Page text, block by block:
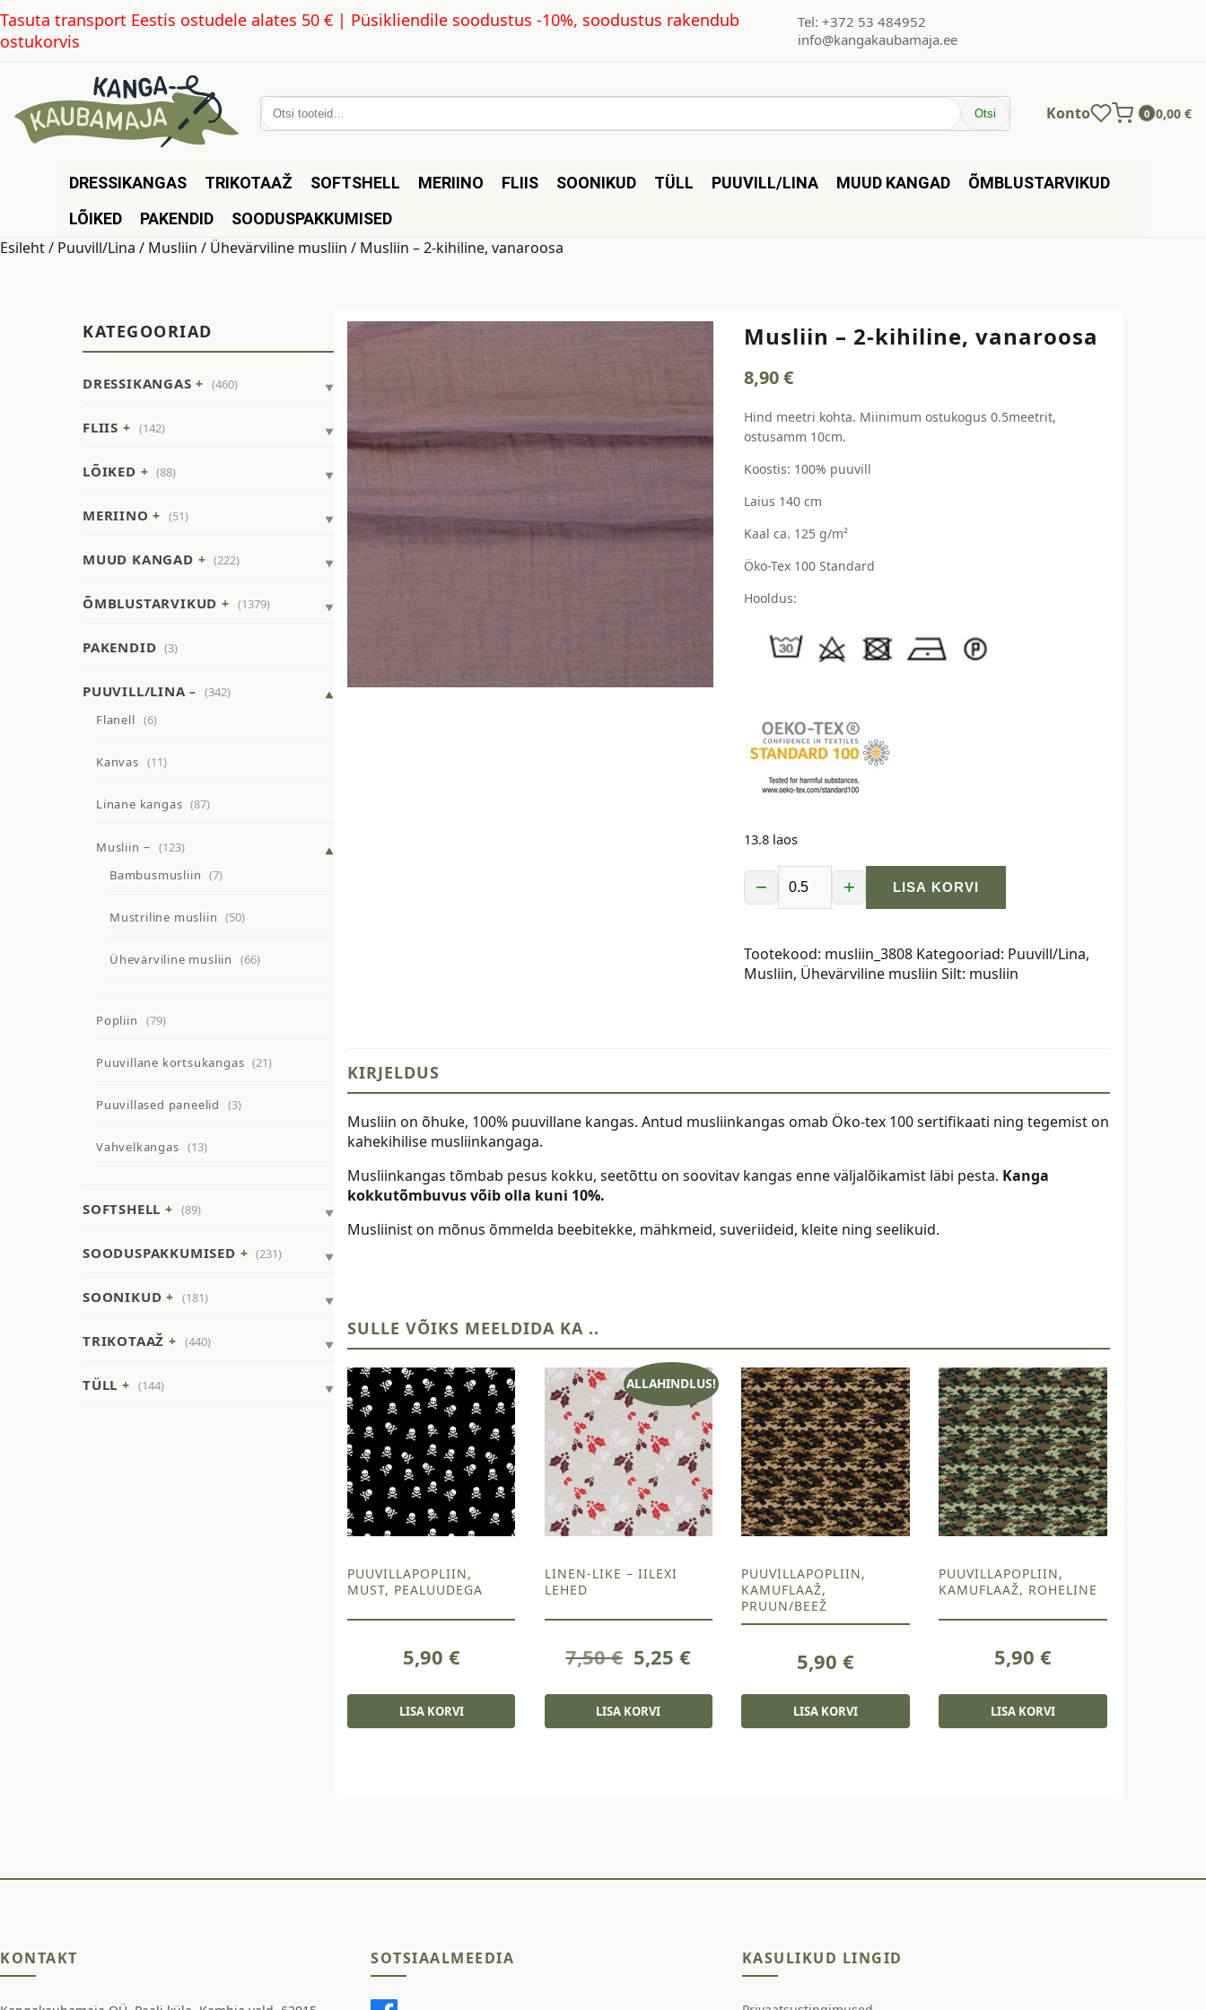
Tasuta transport Eestis ostudele alates 50 € | Püsikliendile soodustus -10%, soodustus rakendub
ostukorvis
Tel: +372 53 484952
info@kangakaubamaja.ee
Otsi: Otsi Konto 0 0,00 €
DRESSIKANGAS TRIKOTAAŽ SOFTSHELL MERIINO FLIIS SOONIKUD TÜLL PUUVILL/LINA MUUD KANGAD
ÕMBLUSTARVIKUD
LÕIKED
PAKENDID SOODUSPAKKUMISED
Esileht/ Puuvill/Lina / Musliin / Ühevärviline musliin / Musliin – 2-kihiline, vanaroosa
KATEGOORIAD
DRESSIKANGAS (460)
FLIIS (142)
LÕIKED (88)
MERIINO (51)
MUUD KANGAD (222)
ÕMBLUSTARVIKUD (1379)
PAKENDID (3)
PUUVILL/LINA
(342)
Flanell (6)
Kanvas (11)
Linane kangas (87)
Musliin
(123)
Bambusmusliin (7)
Mustriline musliin (50)
Ühevärviline musliin (66)
Popliin (79)
Puuvillane kortsukangas (21)
Puuvillased paneelid (3)
Vahvelkangas (13)
SOFTSHELL (89)
SOODUSPAKKUMISED (231)
SOONIKUD (181)
TRIKOTAAŽ (440)
TÜLL (144)
Musliin – 2-kihiline, vanaroosa
8,90€
Hind meetri kohta. Miinimum ostukogus 0.5meetrit,
ostusamm 10cm.
Koostis: 100% puuvill
Laius 140 cm
Kaal ca. 125 g/m²
Öko-Tex 100 Standard
Hooldus:
13.8 laos
−
Musliin
kihiline,
vanaroosa
+ LISA KORVI
Tootekood: musliin_3808 Kategooriad: Puuvill/Lina,
Musliin, Ühevärviline musliin Silt: musliin
KIRJELDUS
Musliin on õhuke, 100% puuvillane kangas. Antud musliinkangas omab Öko-tex 100 sertifikaati ning tegemist on
kahekihilise musliinkangaga.
Musliinkangas tõmbab pesus kokku, seetõttu on soovitav kangas enne väljalõikamist läbi pesta. Kanga
kokkutõmbuvus võib olla kuni 10%.
Musliinist on mõnus õmmelda beebitekke, mähkmeid, suveriideid, kleite ning seelikuid.
SULLE VÕIKS MEELDIDA KA ..
PUUVILLAPOPLIIN,
MUST, PEALUUDEGA
5,90 €
LISA KORVI
ALLAHINDLUS!
LINEN-LIKE – IILEXI
LEHED
7,50€ Algne
oli:
7,50 €.
5,25€Current
5,25 €.
LISA KORVI
PUUVILLAPOPLIIN,
KAMUFLAAŽ,
PRUUN/BEEŽ
5,90€
LISA KORVI
PUUVILLAPOPLIIN,
KAMUFLAAŽ, ROHELINE
5,90 €
LISA KORVI
KONTAKT SOTSIAALMEEDIA KASULIKUD LINGID